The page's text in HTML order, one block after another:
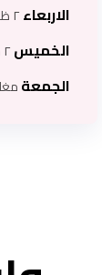
الاربعاء٢ ظهرا حتى ١٠م
الخميس٢ ظهرا حتى ١٠م
الجمعة